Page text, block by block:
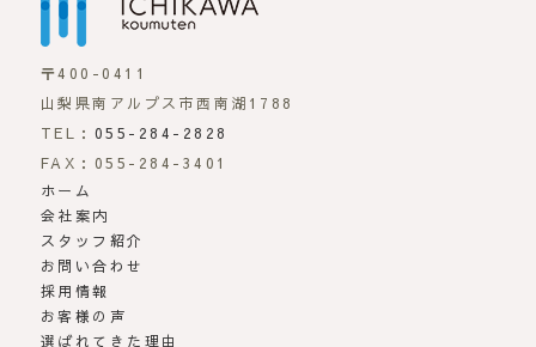
〒400-0411
山梨県南アルプス市西南湖1788
TEL： 055-284-2828
FAX：055-284-3401
ホーム
会社案内
スタッフ紹介
お問い合わせ
採用情報
お客様の声
選ばれてきた理由